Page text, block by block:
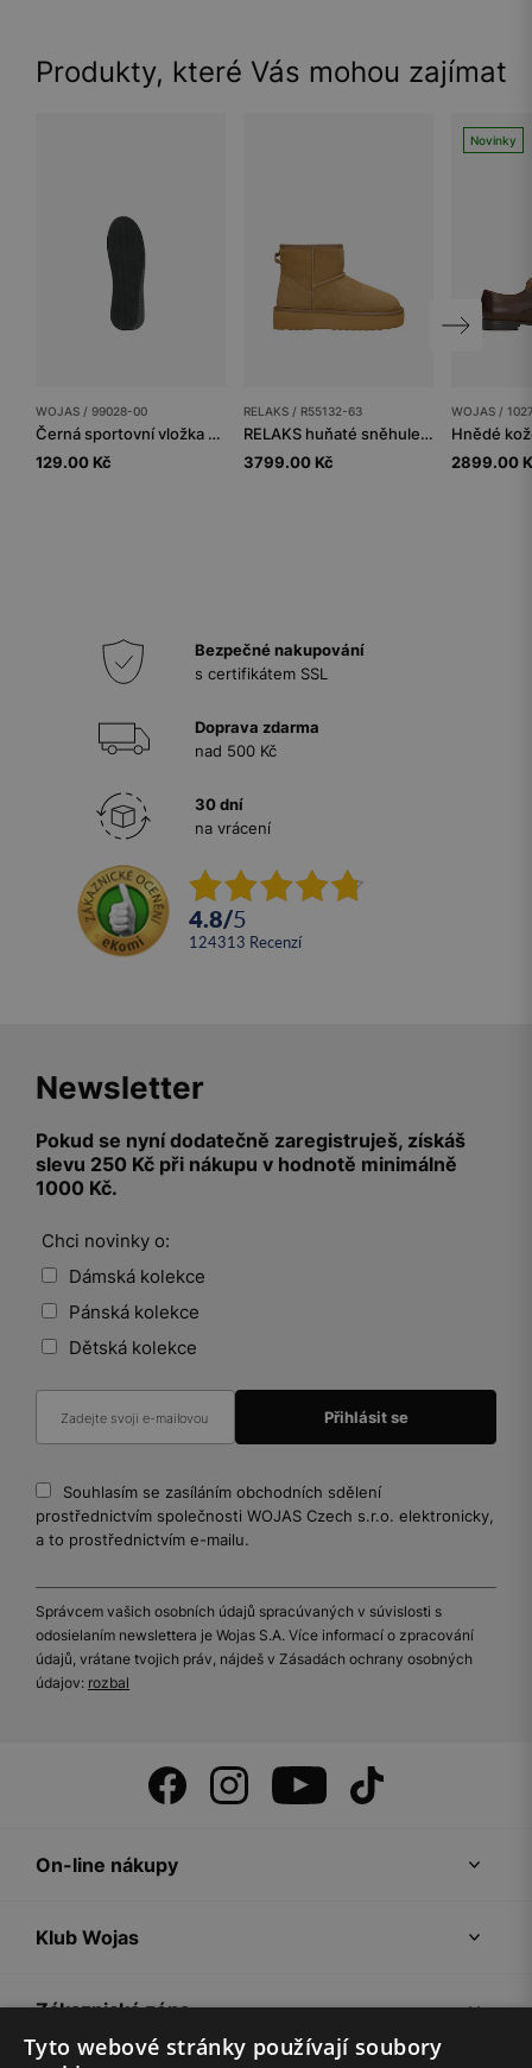
Produkty, které Vás mohou zajímat
WOJAS / 99028-00
Černá sportovní vložka s aktivním uhlím
129.00 Kč
RELAKS / R55132-63
RELAKS huňaté sněhule s merino vlnou
3799.00 Kč
Novinky
WOJAS /
2899.00
Bezpečné nakupování
s certifikátem SSL
Doprava zdarma
nad 500 Kč
30 dní
na vrácení
4.8/5
124313 recenzí
Newsletter
Pokud se nyní dodatečně zaregistruješ, získáš
slevu 250 Kč při nákupu v hodnotě minimálně
1000 Kč.
Chci novinky o:
Dámská kolekce
Pánská kolekce
Dětská kolekce
Souhlasím se zasíláním obchodních sdělení
prostřednictvím společnosti WOJAS Czech s.r.o. elektronicky,
a to prostřednictvím e-mailu.
Správcem vašich osobních údajů spracúvaných v súvislosti s
odosielaním newslettera je Wojas S.A. Více informací o zpracování
údajů, vrátane tvojich práv, nájdeš v Zásadách ochrany osobných
údajov: rozbal
On-line nákupy
Klub Wojas
Zákaznická zóna
Tyto webové stránky používají soubory